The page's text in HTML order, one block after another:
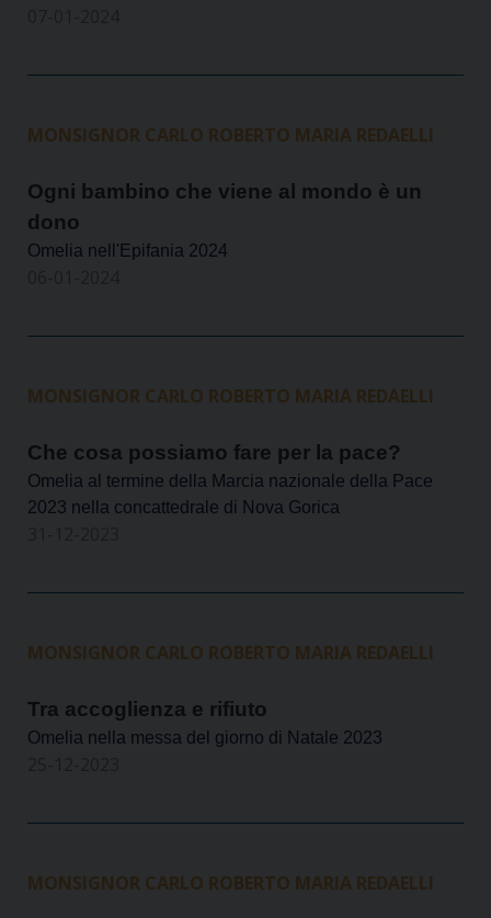
MONSIGNOR CARLO ROBERTO MARIA REDAELLI
Ogni bambino che viene al mondo è un
dono
Omelia nell'Epifania 2024
MONSIGNOR CARLO ROBERTO MARIA REDAELLI
Che cosa possiamo fare per la pace?
Omelia al termine della Marcia nazionale della Pace
2023 nella concattedrale di Nova Gorica
MONSIGNOR CARLO ROBERTO MARIA REDAELLI
Tra accoglienza e rifiuto
Omelia nella messa del giorno di Natale 2023
MONSIGNOR CARLO ROBERTO MARIA REDAELLI